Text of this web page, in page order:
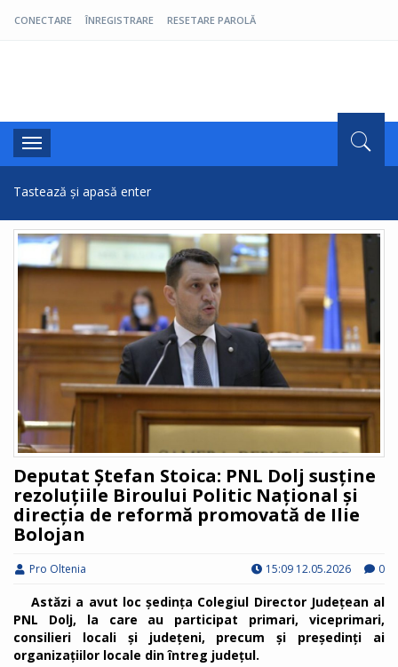
CONECTARE ÎNREGISTRARE RESETARE PAROLĂ
Toggle
navigation
Deputat Ștefan Stoica: PNL Dolj susține
rezoluțiile Biroului Politic Național și
direcția de reformă promovată de Ilie
Bolojan
Pro Oltenia 15:09 12.05.2026 0
Astăzi a avut loc ședința Colegiul Director Județean al
PNL Dolj, la care au participat primari, viceprimari,
consilieri locali și județeni, precum și președinți ai
organizațiilor locale din întreg județul.